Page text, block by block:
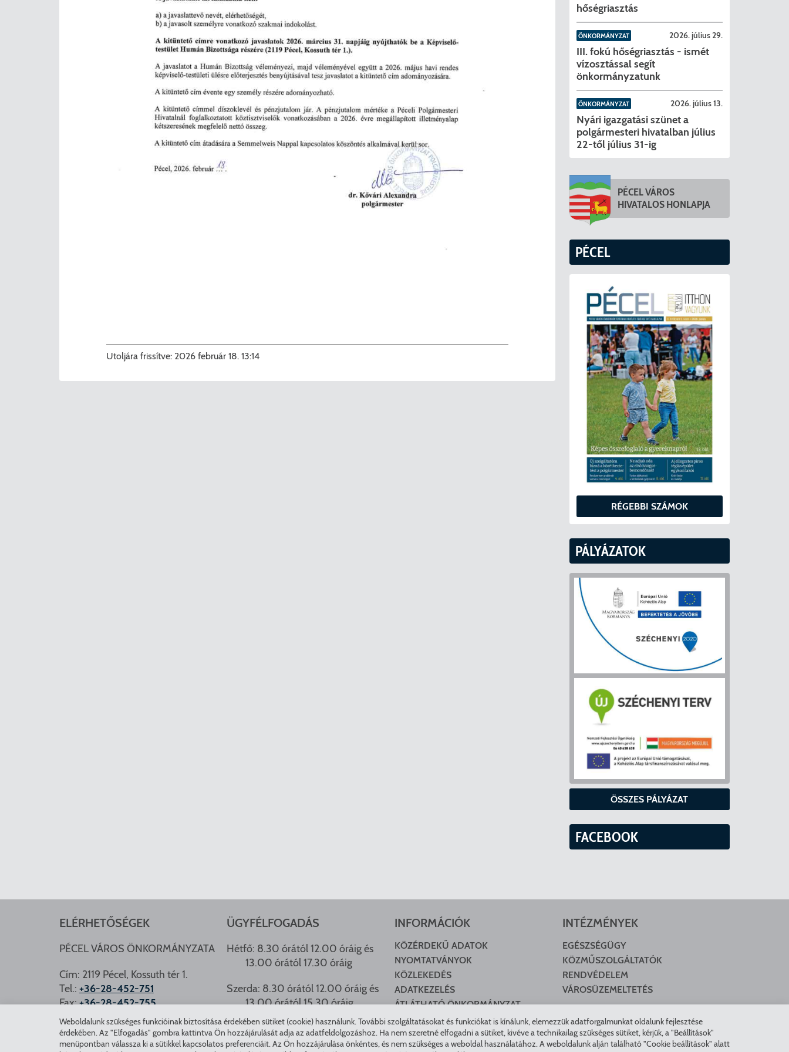
Utoljára frissítve: 2026 február 18. 13:14
hőségriasztás
ÖNKORMÁNYZAT 2026. július 29.
III. fokú hőségriasztás - ismét
vízosztással segít
önkormányzatunk
ÖNKORMÁNYZAT 2026. július 13.
Nyári igazgatási szünet a
polgármesteri hivatalban július
22-től július 31-ig
PÉCEL VÁROS
HIVATALOS HONLAPJA
PÉCEL
RÉGEBBI SZÁMOK
PÁLYÁZATOK
ÖSSZES PÁLYÁZAT
FACEBOOK
ELÉRHETŐSÉGEK
PÉCEL VÁROS ÖNKORMÁNYZATA
Cím: 2119 Pécel, Kossuth tér 1.
Tel.: +36-28-452-751
Fax:+36-28-452-755
e-mail:
hivatal@pecel.hu
Weboldallal kapcsolatos észrevételek:
ÜGYFÉLFOGADÁS
Hétfő: 8.30 órától 12.00 óráig és
13.00 órától 17.30 óráig
Szerda: 8.30 órától 12.00 óráig és
13.00 órától 15.30 óráig
PÉCEL.HU ARCHÍVUM
INFORMÁCIÓK
KÖZÉRDEKŰ ADATOK
NYOMTATVÁNYOK
KÖZLEKEDÉS
ADATKEZELÉS
ÁTLÁTHATÓ ÖNKORMÁNYZAT
COOKIE BEÁLLÍTÁSOK
INTÉZMÉNYEK
EGÉSZSÉGÜGY
KÖZMŰSZOLGÁLTATÓK
RENDVÉDELEM
VÁROSÜZEMELTETÉS
KERESÉS
Weboldalunk szükséges funkcióinak biztosítása érdekében sütiket (cookie) használunk. További szolgáltatásokat és funkciókat is kínálunk, elemezzük adatforgalmunkat oldalunk fejlesztése
érdekében. Az "Elfogadás" gombra kattintva Ön hozzájárulását adja az adatfeldolgozáshoz. Ha nem szeretné elfogadni a sütiket, kivéve a technikailag szükséges sütiket, kérjük, a "Beállítások"
menüpontban válassza ki a sütikkel kapcsolatos preferenciáit. Az Ön hozzájárulása önkéntes, és nem szükséges a weboldal használatához. A weboldalunk alján található "Cookie beállítások" alatt